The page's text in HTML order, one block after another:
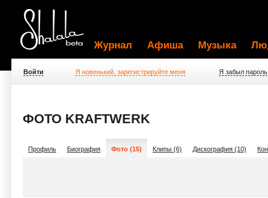
Журнал Афиша Музыка
Войти Я новенький, зарегистрируйте меня Я забыл пароль
ФОТО KRAFTWERK
Профиль Биография Фото (15) Клипы (6) Дискография (10)